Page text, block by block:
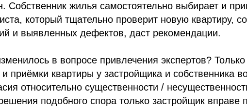
Собственник жилья самостоятельно выбирает и
который тщательно проверит новую квартиру,
и выявленных дефектов, даст рекомендации.
в вопросе привлечения экспертов?
приёмки квартиры у застройщика и собственника
относительно существенности /
подобного спора только застройщик вправе